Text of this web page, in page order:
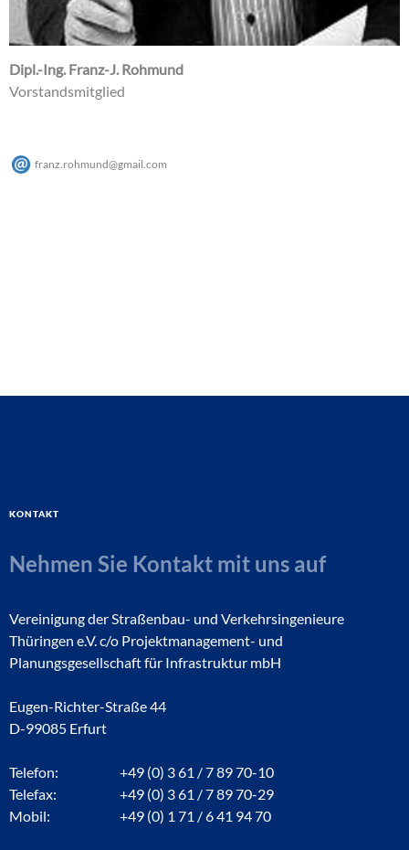
Dipl.-Ing. Franz-J. Rohmund
Vorstandsmitglied
franz.rohmund@gmail com
Kontakt
Nehmen Sie Kontakt mit uns auf
Vereinigung der Straßenbau- und Verkehrsingenieure
Thüringen e.V. c/o Projektmanagement- und
Planungsgesellschaft für Infrastruktur mbH
Eugen-Richter-Straße 44
D-99085 Erfurt
Telefon:
+49 (0) 3 61 / 7 89 70-10
Telefax:
+49 (0) 3 61 / 7 89 70-29
Mobil:
+49 (0) 1 71 / 6 41 94 70